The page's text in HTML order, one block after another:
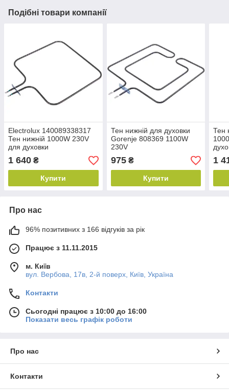
Подібні товари компанії
Electrolux 140089338317
Тен нижній 1000W 230V
для духовки
1 640 ₴
Купити
Тен нижній для духовки
Gorenje 808369 1100W
230V
975₴
Купити
Тен
1
Про нас
96% позитивних з 166 відгуків за рік
Працює з 11.11.2015
м. Київ
вул. Вербова, 17в, 2-й поверх, Київ, Україна
Контакти
Сьогодні працює з 10:00 до 16:00
Показати весь графік роботи
Про нас
Контакти